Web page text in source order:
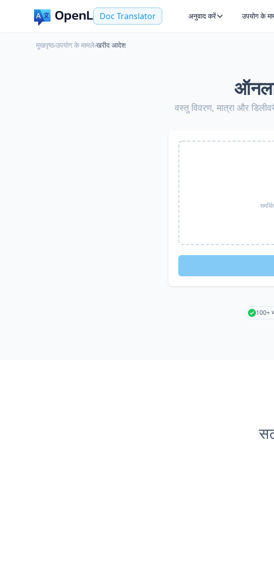
Doc Translator अनुवाद करें उपयोग के
मुखपृष्ठ›उपयोग के मामले›खरीद आदेश
वस्तु विवरण, मात्रा और
100+